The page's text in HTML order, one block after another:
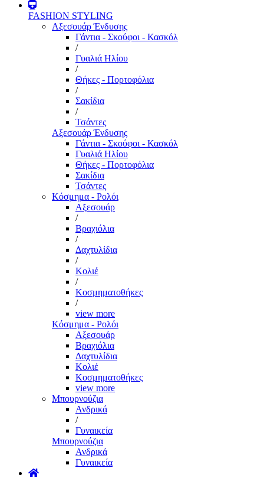
FASHION STYLING
Αξεσουάρ Ένδυσης
Γάντια - Σκούφοι - Κασκόλ
/
Γυαλιά Ηλίου
/
Θήκες - Πορτοφόλια
/
Σακίδια
/
Τσάντες
Αξεσουάρ Ένδυσης
Γάντια - Σκούφοι - Κασκόλ
Γυαλιά Ηλίου
Θήκες - Πορτοφόλια
Σακίδια
Τσάντες
Κόσμημα - Ρολόι
Αξεσουάρ
/
Βραχιόλια
/
Δαχτυλίδια
/
Κολιέ
/
Κοσμηματοθήκες
/
view more
Κόσμημα - Ρολόι
Αξεσουάρ
Βραχιόλια
Δαχτυλίδια
Κολιέ
Κοσμηματοθήκες
view more
Μπουρνούζια
Ανδρικά
/
Γυναικεία
Μπουρνούζια
Ανδρικά
Γυναικεία